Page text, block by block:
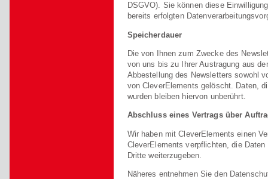
DSGVO). Sie können diese
bereits erfolgten
Speicherdauer
Die von Ihnen zum Zwecke des
von uns bis zu Ihrer Austragung aus
Abbestellung des Newsletters sowohl
von CleverElements gelöscht. Daten,
wurden bleiben hiervon unberührt.
Abschluss eines Vertrags über
Wir haben mit CleverElements einen
CleverElements verpflichten, die
Dritte weiterzugeben.
Näheres entnehmen Sie den